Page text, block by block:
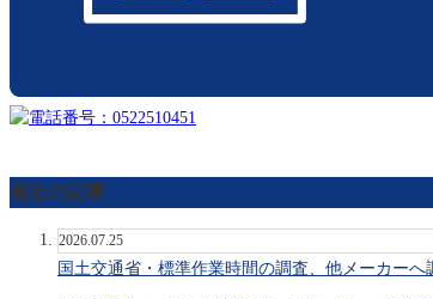
最近の記事
2026.07.25
国土交通省・標準作業時間の調査、他メーカー